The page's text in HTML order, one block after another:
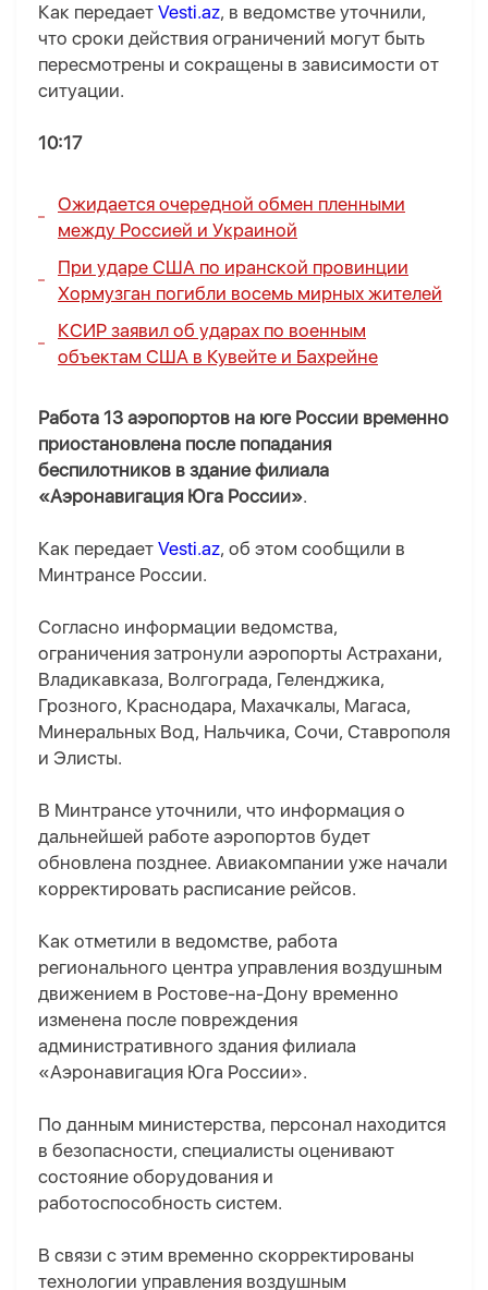
Как передает Vesti.az, в ведомстве уточнили,
что сроки действия ограничений могут быть
пересмотрены и сокращены в зависимости от
ситуации.
10:17
Ожидается очередной обмен пленными
между Россией и Украиной
При ударе США по иранской провинции
Хормузган погибли восемь мирных жителей
КСИР заявил об ударах по военным
объектам США в Кувейте и Бахрейне
Работа 13 аэропортов на юге России временно
приостановлена после попадания
беспилотников в здание филиала
«Аэронавигация Юга России».
Как передает Vesti.az, об этом сообщили в
Минтрансе России.
Согласно информации ведомства,
ограничения затронули аэропорты Астрахани,
Владикавказа, Волгограда, Геленджика,
Грозного, Краснодара, Махачкалы, Магаса,
Минеральных Вод, Нальчика, Сочи, Ставрополя
и Элисты.
В Минтрансе уточнили, что информация о
дальнейшей работе аэропортов будет
обновлена позднее. Авиакомпании уже начали
корректировать расписание рейсов.
Как отметили в ведомстве, работа
регионального центра управления воздушным
движением в Ростове-на-Дону временно
изменена после повреждения
административного здания филиала
«Аэронавигация Юга России».
По данным министерства, персонал находится
в безопасности, специалисты оценивают
состояние оборудования и
работоспособность систем.
В связи с этим временно скорректированы
технологии управления воздушным